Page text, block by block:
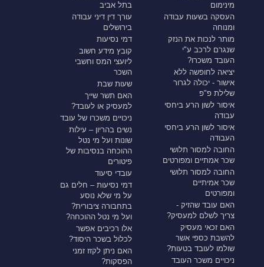
מינימום
העסקה בשעות עבודה
ומנוחה
מותר לנכות את הנזק
שנגרם לרכב ע"י
העובד משכרו?
יציאה לחופשה ללא
אישור - יכולה לגרור
שלילת פ"פ
איסור לשון הרע ביחסי
עבודה
איסור לשון הרע ביחסי
העבודה
החובה למסור תלושי
שכר אמתיים ומפורטים
החובה למסור תלושי
שכר אמיתיים
ומפורטים
האם עובד שהזיק -
צריך לשלם למעסיק?
האם זכאי מעסיק
להשבת כספי אשר
שולמו לעובד בטעות?
ניכויים משכר העובד
בתל אביב
עורך דין דיני עבודה
בירושלים
דמי נסיעות
קובץ מידע חשוב
ליועצי המס וחשבי
השכר
שעות שבת
האם תשר שייך
למעסיק או לעובד?
ניכויים משכרו של עובד
נשים בהריון – עילות
שונות ועל מי נטל
ההוכחה בנסיבות של
פיטורים
עובדי סיעוד
דמי נסיעות – חלים גם
על מי שלא נוסע
בתחבורה ציבורית?
ועל מי נטל ההוכחה?
אלו רכיבים אפשר
לכלול בשכר היסוד?
האם ניתן לקזז זמני
הפסקות?